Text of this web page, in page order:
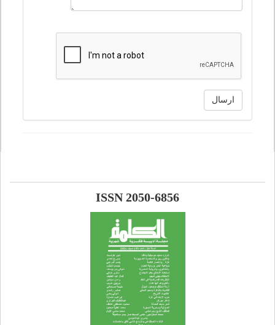
ارسال
ISSN 2050-6856